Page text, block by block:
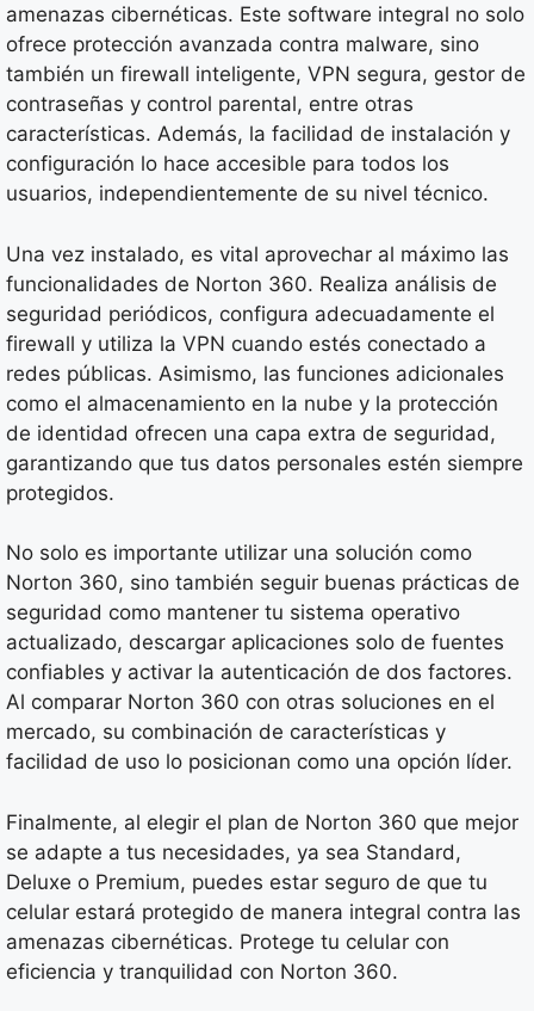
amenazas cibernéticas. Este software integral no solo
ofrece protección avanzada contra malware, sino
también un firewall inteligente, VPN segura, gestor de
contraseñas y control parental, entre otras
características. Además, la facilidad de instalación y
configuración lo hace accesible para todos los
usuarios, independientemente de su nivel técnico.
Una vez instalado, es vital aprovechar al máximo las
funcionalidades de Norton 360. Realiza análisis de
seguridad periódicos, configura adecuadamente el
firewall y utiliza la VPN cuando estés conectado a
redes públicas. Asimismo, las funciones adicionales
como el almacenamiento en la nube y la protección
de identidad ofrecen una capa extra de seguridad,
garantizando que tus datos personales estén siempre
protegidos.
No solo es importante utilizar una solución como
Norton 360, sino también seguir buenas prácticas de
seguridad como mantener tu sistema operativo
actualizado, descargar aplicaciones solo de fuentes
confiables y activar la autenticación de dos factores.
Al comparar Norton 360 con otras soluciones en el
mercado, su combinación de características y
facilidad de uso lo posicionan como una opción líder.
Finalmente, al elegir el plan de Norton 360 que mejor
se adapte a tus necesidades, ya sea Standard,
Deluxe o Premium, puedes estar seguro de que tu
celular estará protegido de manera integral contra las
amenazas cibernéticas. Protege tu celular con
eficiencia y tranquilidad con Norton 360.